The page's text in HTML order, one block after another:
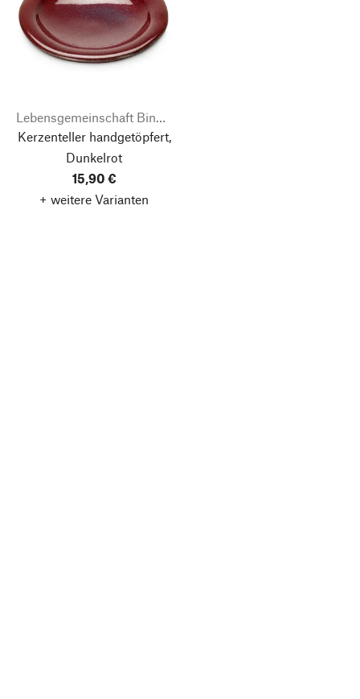
Lebensgemeinschaft Bingenheim
Kerzenteller handgetöpfert,
Dunkelrot
15,90 €
+ weitere Varianten